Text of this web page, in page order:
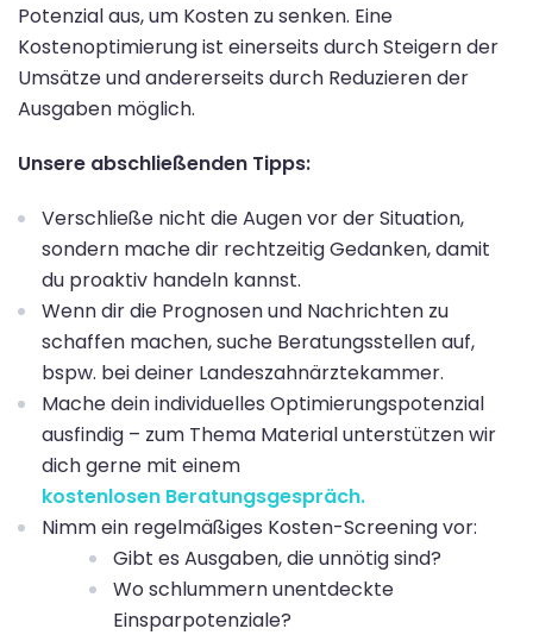
Potenzial aus, um Kosten zu senken. Eine
Kostenoptimierung ist einerseits durch Steigern der
Umsätze und andererseits durch Reduzieren der
Ausgaben möglich.
Unsere abschließenden Tipps:
Verschließe nicht die Augen vor der Situation,
sondern mache dir rechtzeitig Gedanken, damit
du proaktiv handeln kannst.
Wenn dir die Prognosen und Nachrichten zu
schaffen machen, suche Beratungsstellen auf,
bspw. bei deiner Landeszahnärztekammer.
Mache dein individuelles Optimierungspotenzial
ausfindig – zum Thema Material unterstützen wir
dich gerne mit einem
kostenlosen Beratungsgespräch.
Nimm ein regelmäßiges Kosten-Screening vor:
Gibt es Ausgaben, die unnötig sind?
Wo schlummern unentdeckte
Einsparpotenziale?